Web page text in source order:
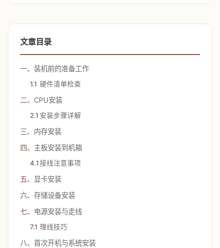
文章目录
一、 装机前的准备工作
1.1 硬件清单检查
二、 CPU安装
2.1 安装步骤详解
三、 内存安装
四、 主板安装到机箱
4.1接线注意事项
五、
显卡安装
六、 存储设备安装
七、 电源安装与走线
7.1 理线技巧
八、 首次开机与系统安装